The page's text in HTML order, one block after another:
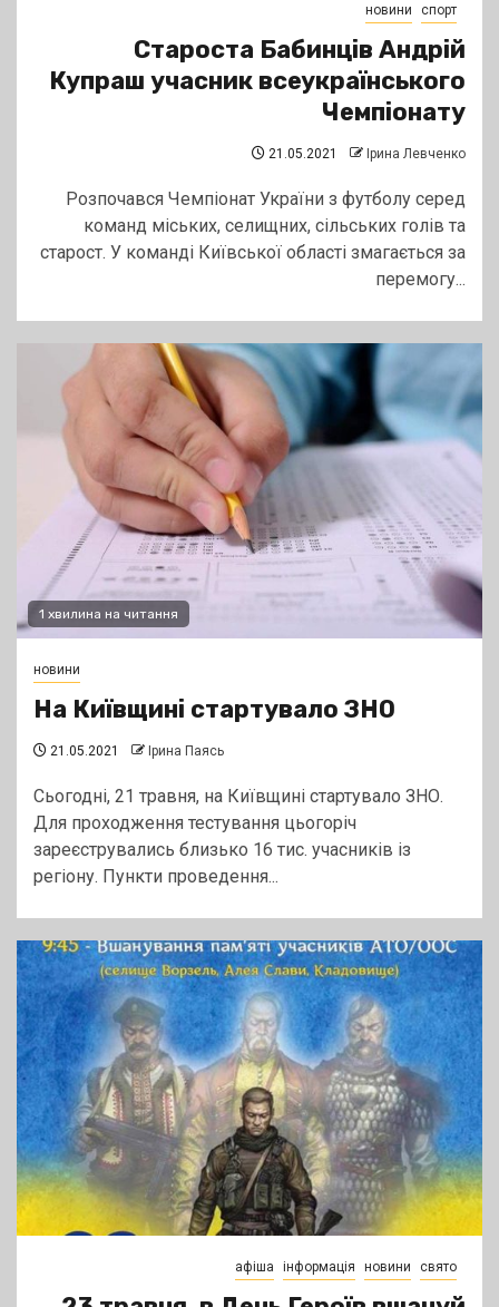
новини спорт
Староста Бабинців Андрій
Купраш учасник всеукраїнського
Чемпіонату
21.05.2021 Ірина Левченко
Розпочався Чемпіонат України з футболу серед
команд міських, селищних, сільських голів та
старост. У команді Київської області змагається за
перемогу...
1 хвилина на читання
новини
На Київщині стартувало ЗНО
21.05.2021 Ірина Паясь
Сьогодні, 21 травня, на Київщині стартувало ЗНО.
Для проходження тестування цьогоріч
зареєструвались близько 16 тис. учасників із
регіону. Пункти проведення...
афіша інформація новини свято